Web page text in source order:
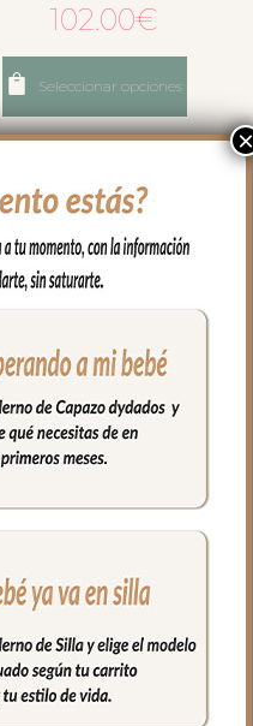
102.00€
Seleccionar opciones
1346 Sacos Grupo Cero
Leslie Piqué Jaretas Blanco
102.00€
Seleccionar opciones
×